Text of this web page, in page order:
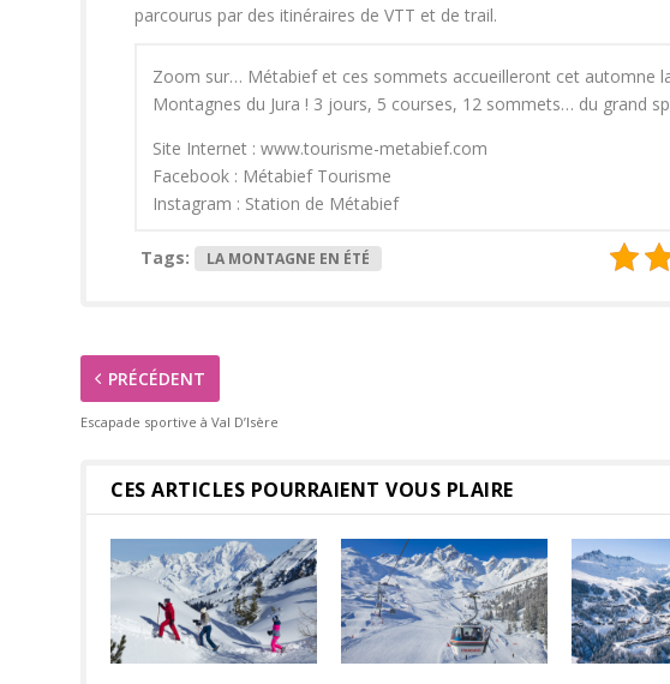
parcourus par des itinéraires de VTT et de trail.
Zoom sur… Métabief et ces sommets accueilleront cet automne
Montagnes du Jura ! 3 jours, 5 courses, 12 sommets… du grand
Site Internet : www.tourisme-metabief.com
Facebook : Métabief Tourisme
Instagram : Station de Métabief
Tags: LA MONTAGNE EN ÉTÉ
PRÉCÉDENT
Escapade sportive à Val D’Isère
CES ARTICLES POURRAIENT VOUS PLAIRE